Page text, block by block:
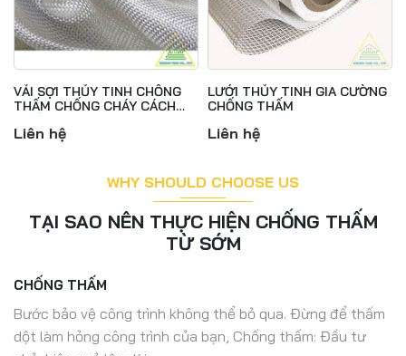
VẢI SỢI THỦY TINH CHỐNG
THẤM CHỐNG CHÁY CÁCH
Liên hệ
LƯỚI THỦY TINH GIA CƯỜNG
CHỐNG THẤM
Liên hệ
WHY SHOULD CHOOSE US
TẠI SAO NÊN THỰC HIỆN CHỐNG THẤM
TỪ SỚM
CHỐNG THẤM
Bước bảo vệ công trình không thể bỏ qua. Đừng để thấm
dột làm hỏng công trình của bạn, Chống thấm: Đầu tư